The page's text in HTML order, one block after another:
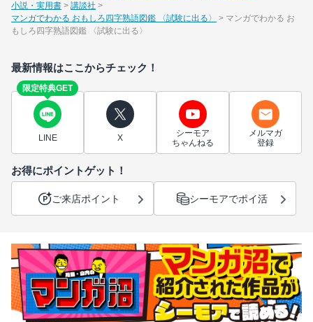
小説・実用書
講談社
マンガでわかる おもしろ四字熟語図鑑 〈試験に出る〉
マンガでわかる お
もしろ四字熟語図鑑 〈試験に出る〉
最新情報はここからチェック！
限定特典GET
LINE X
シーモア
ちゃんねる
メルマガ
登録
お得にポイントゲット！
ご来店ポイント シーモアでポイ活